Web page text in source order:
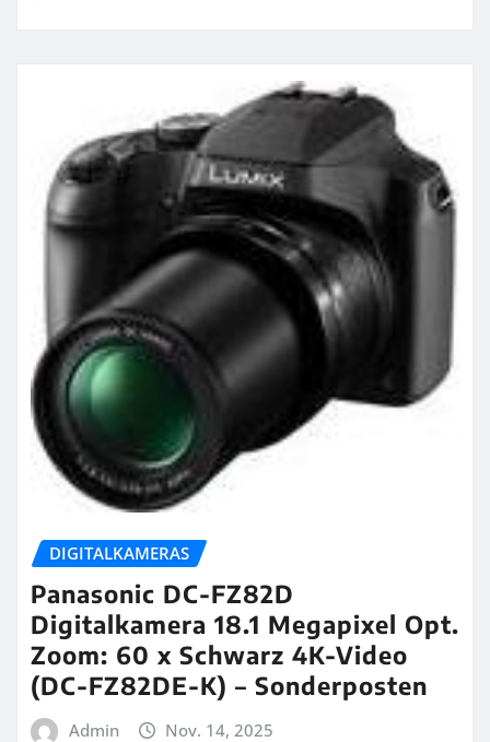
DIGITALKAMERAS
Panasonic DC-FZ82D
Digitalkamera 18.1 Megapixel Opt.
Zoom: 60 x Schwarz 4K-Video
(DC-FZ82DE-K) – Sonderposten
Admin Nov. 14, 2025